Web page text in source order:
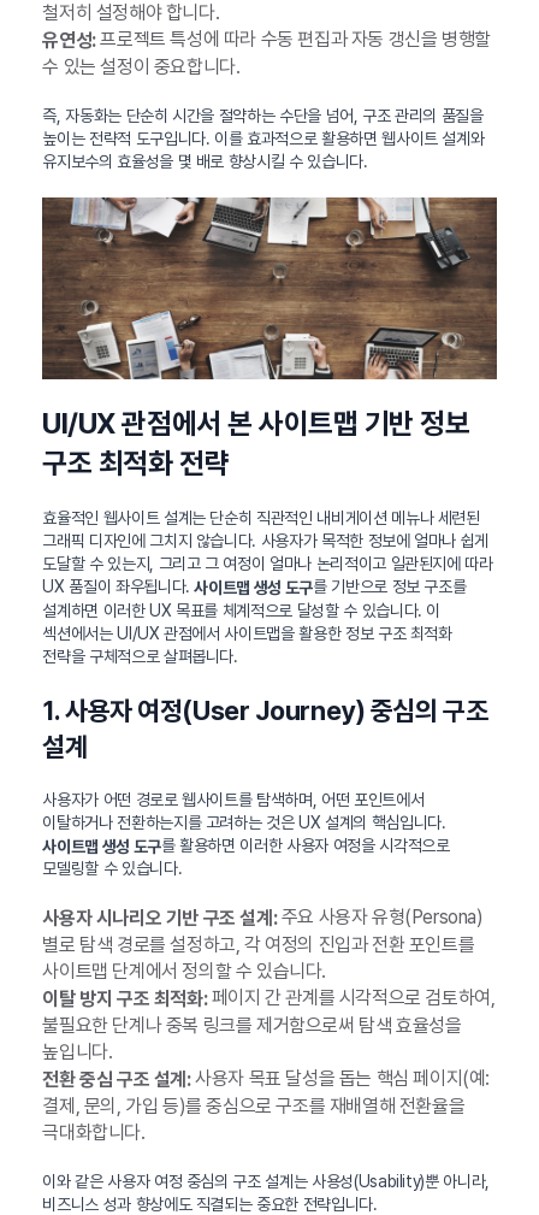
철저히 설정해야 합니다.
유연성:프로젝트 특성에 따라 수동 편집과 자동 갱신을 병행할
수 있는 설정이 중요합니다.
즉, 자동화는 단순히 시간을 절약하는 수단을 넘어, 구조 관리의 품질을
높이는 전략적 도구입니다. 이를 효과적으로 활용하면 웹사이트 설계와
유지보수의 효율성을 몇 배로 향상시킬 수 있습니다.
UI/UX 관점에서 본 사이트맵 기반 정보
구조 최적화 전략
효율적인 웹사이트 설계는 단순히 직관적인 내비게이션 메뉴나 세련된
그래픽 디자인에 그치지 않습니다. 사용자가 목적한 정보에 얼마나 쉽게
도달할 수 있는지, 그리고 그 여정이 얼마나 논리적이고 일관된지에 따라
UX 품질이 좌우됩니다.사이트맵 생성 도구를 기반으로 정보 구조를
설계하면 이러한 UX 목표를 체계적으로 달성할 수 있습니다. 이
섹션에서는 UI/UX 관점에서 사이트맵을 활용한 정보 구조 최적화
전략을 구체적으로 살펴봅니다.
1. 사용자 여정(User Journey) 중심의 구조
설계
사용자가 어떤 경로로 웹사이트를 탐색하며, 어떤 포인트에서
이탈하거나 전환하는지를 고려하는 것은 UX 설계의 핵심입니다.
사이트맵 생성 도구를 활용하면 이러한 사용자 여정을 시각적으로
모델링할 수 있습니다.
사용자 시나리오 기반 구조 설계:주요 사용자 유형(Persona)
별로 탐색 경로를 설정하고, 각 여정의 진입과 전환 포인트를
사이트맵 단계에서 정의할 수 있습니다.
이탈 방지 구조 최적화:페이지 간 관계를 시각적으로 검토하여,
불필요한 단계나 중복 링크를 제거함으로써 탐색 효율성을
높입니다.
전환 중심 구조 설계:사용자 목표 달성을 돕는 핵심 페이지(예:
결제, 문의, 가입 등)를 중심으로 구조를 재배열해 전환율을
극대화합니다.
이와 같은 사용자 여정 중심의 구조 설계는 사용성(Usability)뿐 아니라,
비즈니스 성과 향상에도 직결되는 중요한 전략입니다.